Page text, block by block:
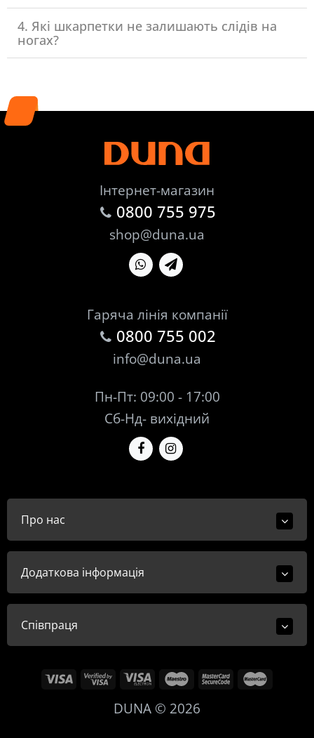
4. Які шкарпетки не залишають слідів на
ногах?
Інтернет-магазин
0800 755 975
shop@duna.ua
Гаряча лінія компанії
0800 755 002
info@duna.ua
Пн-Пт: 09:00 - 17:00
Сб-Нд- вихідний
Про нас
Додаткова інформація
Співпраця
DUNA © 2026